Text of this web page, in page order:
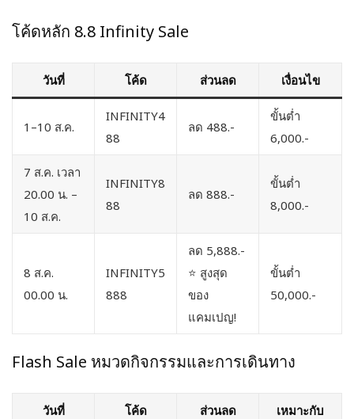
โค้ดหลัก 8.8 Infinity Sale
วันที่ โค้ด ส่วนลด เงื่อนไข
1–10 ส.ค.
INFINITY4
88
ลด 488.-
ขั้นต่ำ
6,000.-
7 ส.ค. เวลา
20.00 น. –
10 ส.ค.
INFINITY8
88
ลด 888.-
ขั้นต่ำ
8,000.-
8 ส.ค.
00.00 น.
INFINITY5
888
ลด 5,888.-
⭐ สูงสุด
ของ
แคมเปญ!
ขั้นต่ำ
50,000.-
Flash Sale หมวดกิจกรรมและการเดินทาง
วันที่ โค้ด ส่วนลด เหมาะกับ